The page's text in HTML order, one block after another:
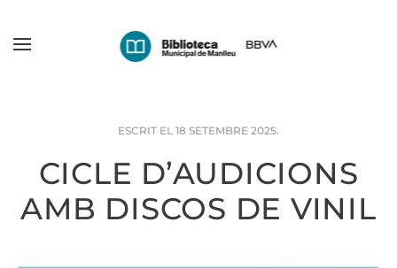
ESCRIT EL 18 SETEMBRE 2025.
CICLE D’AUDICIONS
AMB DISCOS DE VINIL